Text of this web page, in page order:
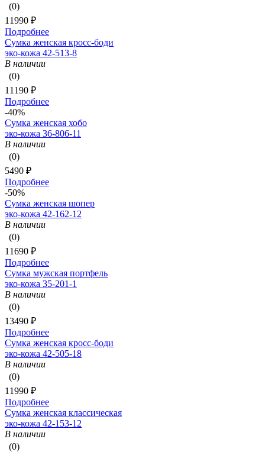
(0)
11990 ₽
Подробнее
Сумка женская кросс-боди
эко-кожа 42-513-8
В наличии
(0)
11190 ₽
Подробнее
-40%
Сумка женская хобо
эко-кожа 36-806-11
В наличии
(0)
5490 ₽
Подробнее
-50%
Сумка женская шопер
эко-кожа 42-162-12
В наличии
(0)
11690 ₽
Подробнее
Сумка мужская портфель
эко-кожа 35-201-1
В наличии
(0)
13490 ₽
Подробнее
Сумка женская кросс-боди
эко-кожа 42-505-18
В наличии
(0)
11990 ₽
Подробнее
Сумка женская классическая
эко-кожа 42-153-12
В наличии
(0)